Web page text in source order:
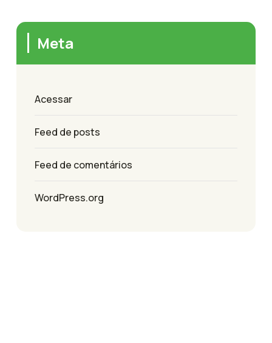
Meta
Acessar
Feed de posts
Feed de comentários
WordPress.org